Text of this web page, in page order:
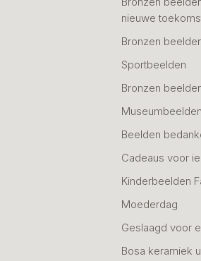
nieuwe
Bronzen
Sportbeelden
Bronzen
Museumbeelden
Beelden
Cadeaus voor
Kinderbeelden
Moederdag
Geslaagd voor
Bosa keramiek